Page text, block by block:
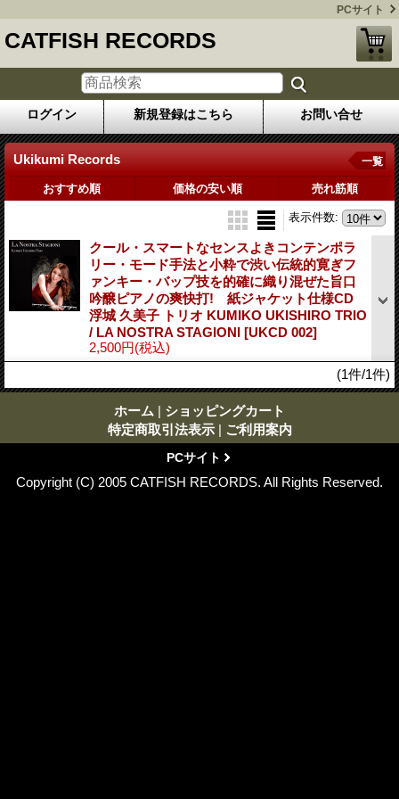
PCサイト
CATFISH RECORDS
ログイン 新規登録はこちら お問い合せ
Ukikumi Records 一覧
おすすめ順 価格の安い順 売れ筋順
表示件数:
クール・スマートなセンスよきコンテンポラ
リー・モード手法と小粋で渋い伝統的寛ぎフ
ァンキー・バップ技を的確に織り混ぜた旨口
吟醸ピアノの爽快打! 紙ジャケット仕様CD
浮城 久美子 トリオ KUMIKO UKISHIRO TRIO
/ LA NOSTRA STAGIONI [UKCD 002]
2,500円(税込)
(1件/1件)
ホーム | ショッピングカート
特定商取引法表示 | ご利用案内
PCサイト
Copyright (C) 2005 CATFISH RECORDS. All Rights Reserved.